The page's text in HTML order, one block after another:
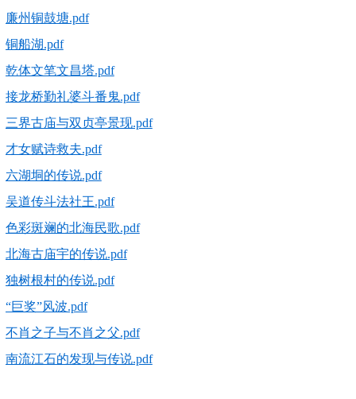
廉州铜鼓塘.pdf
铜船湖.pdf
乾体文笔文昌塔.pdf
接龙桥勤礼婆斗番鬼.pdf
三界古庙与双贞亭景现.pdf
才女赋诗救夫.pdf
六湖垌的传说.pdf
吴道传斗法社王.pdf
色彩斑斓的北海民歌.pdf
北海古庙宇的传说.pdf
独树根村的传说.pdf
“巨奖”风波.pdf
不肖之子与不肖之父.pdf
南流江石的发现与传说.pdf